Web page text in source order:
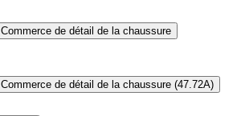
Commerce de détail de la chaussure
Commerce de détail de la chaussure (47.72A)